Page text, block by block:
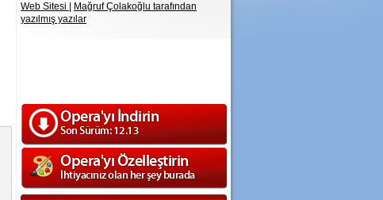
Web Sitesi
Mağruf Çolakoğlu tarafından
yazılmış yazılar
Opera'yı İndirin
Son Sürüm: 12.13
Opera'yı Özelleştirin
İhtiyacınız olan her şey burada